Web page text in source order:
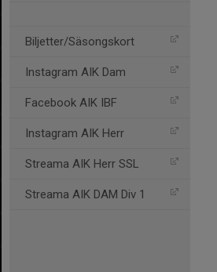
Biljetter/Säsongskort
Instagram AIK Dam
Facebook AIK IBF
Instagram AIK Herr
Streama AIK Herr SSL
Streama AIK DAM Div 1